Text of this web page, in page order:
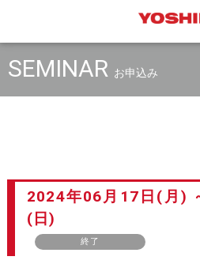
SEMINAR お申込み
2024年06月17日(月)
(日)
終了